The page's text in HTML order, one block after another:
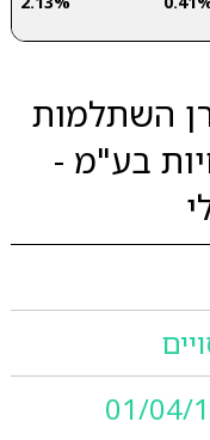
השתלמות
בע"מ -
01/04/